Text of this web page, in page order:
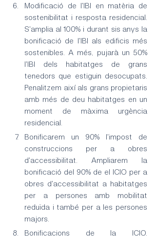
Modificació de l'IBI en matèria de
sostenibilitat i resposta residencial.
S'amplia al 100% i durant sis anys la
bonificació de l'IBI als edificis més
sostenibles. A més, pujarà un 50%
l'IBI dels habitatges de grans
tenedors que estiguin desocupats.
Penalitzem així als grans propietaris
amb més de deu habitatges en un
moment de màxima urgència
residencial.
Bonificarem un 90% l'impost de
construccions per a obres
d'accessibilitat. Ampliarem la
bonificació del 90% de el ICIO per a
obres d'accessibilitat a habitatges
per a persones amb mobilitat
reduïda i també per a les persones
majors.
Bonificacions de la ICIO.